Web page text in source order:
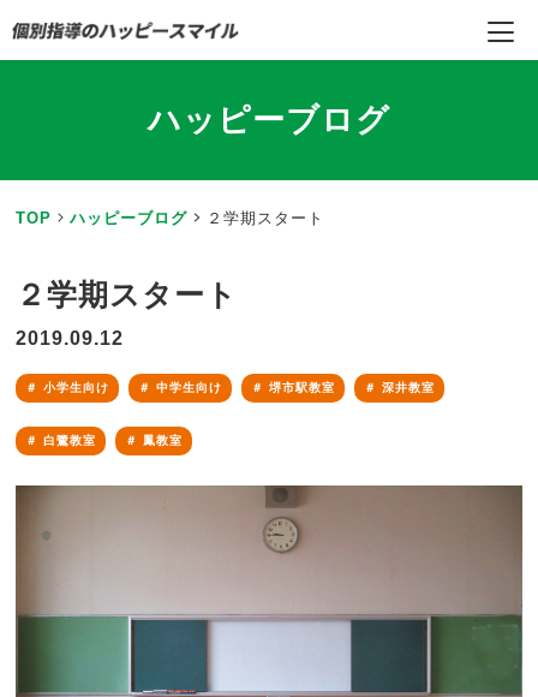
ハッピーブログ
TOP ハッピーブログ ２学期スタート
２学期スタート
2019.09.12
小学生向け 中学生向け 堺市駅教室 深井教室
白鷺教室 鳳教室